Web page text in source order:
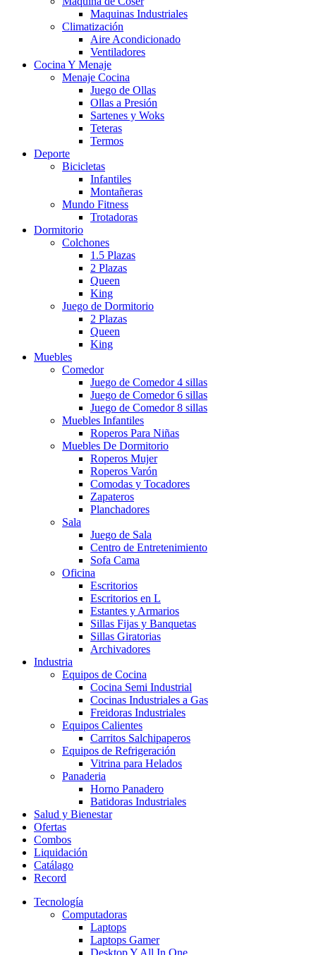
Maquinas Industriales
Climatización
Aire Acondicionado
Ventiladores
Cocina Y Menaje
Menaje Cocina
Juego de Ollas
Ollas a Presión
Sartenes y Woks
Teteras
Termos
Deporte
Bicicletas
Infantiles
Montañeras
Mundo Fitness
Trotadoras
Dormitorio
Colchones
1.5 Plazas
2 Plazas
Queen
King
Juego de Dormitorio
2 Plazas
Queen
King
Muebles
Comedor
Juego de Comedor 4 sillas
Juego de Comedor 6 sillas
Juego de Comedor 8 sillas
Muebles Infantiles
Roperos Para Niñas
Muebles De Dormitorio
Roperos Mujer
Roperos Varón
Comodas y Tocadores
Zapateros
Planchadores
Sala
Juego de Sala
Centro de Entretenimiento
Sofa Cama
Oficina
Escritorios
Escritorios en L
Estantes y Armarios
Sillas Fijas y Banquetas
Sillas Giratorias
Archivadores
Industria
Equipos de Cocina
Cocina Semi Industrial
Cocinas Industriales a Gas
Freidoras Industriales
Equipos Calientes
Carritos Salchipaperos
Equipos de Refrigeración
Vitrina para Helados
Panaderia
Horno Panadero
Batidoras Industriales
Salud y Bienestar
Ofertas
Combos
Liquidación
Catálago
Record
Tecnología
Computadoras
Laptops
Laptops Gamer